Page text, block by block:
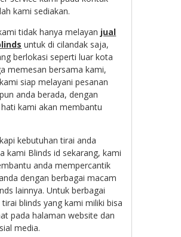
kami sediakan.
tidak hanya melayan jual
untuk di cilandak saja,
berlokasi seperti luar kota
memesan bersama kami,
siap melayani pesanan
anda berada, dengan
kami akan membantu
kebutuhan tirai anda
kami Blinds id sekarang, kami
anda mempercantik
dengan berbagai macam
lainnya. Untuk berbagai
blinds yang kami miliki bisa
pada halaman website dan
media.